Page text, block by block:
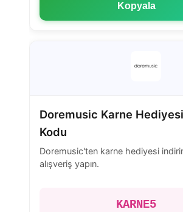
Kopyala
Doremusic Karne
Kodu
Doremusic'ten karne hediyesi
alışveriş yapın.
KARNE5